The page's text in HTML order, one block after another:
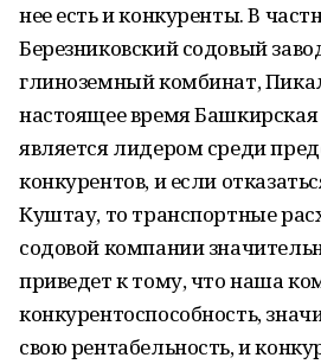
нее есть и конкуренты. В
Березниковский содовый
глиноземный комбинат,
настоящее время
является лидером среди
конкурентов, и если
Куштау, то транспортные
содовой компании
приведет к тому, что наша
конкурентоспособность,
свою рентабельность, и